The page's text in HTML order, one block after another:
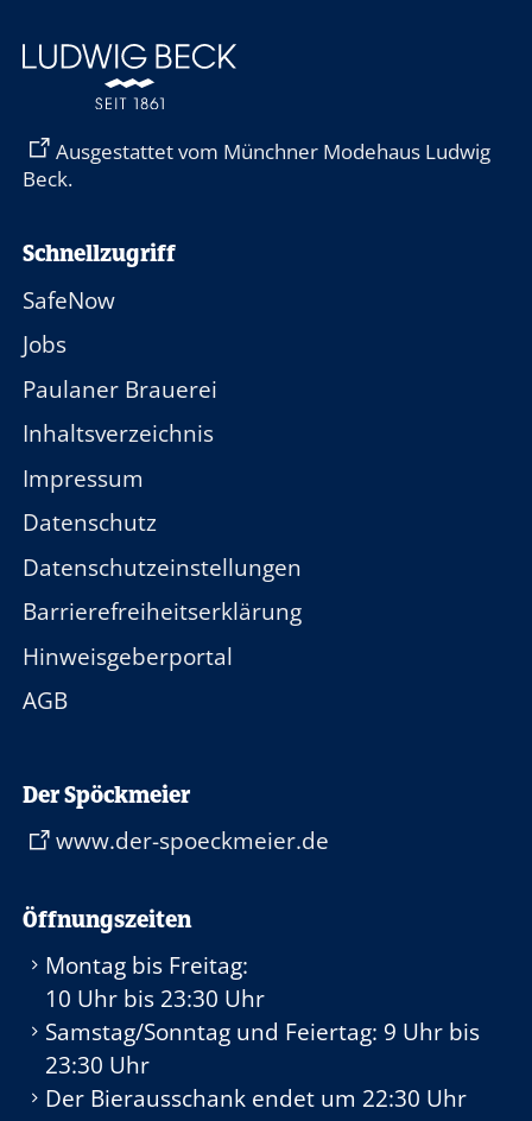
Ausgestattet vom Münchner Modehaus Ludwig
Beck.
Schnellzugriff
SafeNow
Jobs
Paulaner Brauerei
Inhaltsverzeichnis
Impressum
Datenschutz
Datenschutzeinstellungen
Barrierefreiheitserklärung
Hinweisgeberportal
AGB
Der Spöckmeier
www.der-spoeckmeier.de
Öffnungszeiten
Montag bis Freitag:
10 Uhr bis 23:30 Uhr
Samstag/Sonntag und Feiertag: 9 Uhr bis
23:30 Uhr
Der Bierausschank endet um 22:30 Uhr